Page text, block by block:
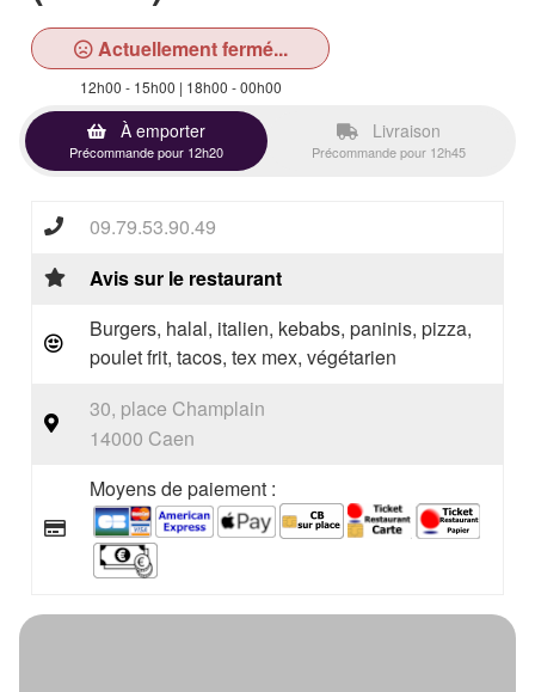
Actuellement fermé...
12h00 - 15h00 | 18h00 - 00h00
À emporter
Précommande pour 12h20
Livraison
Précommande pour 12h45
09.79.53.90.49
Avis sur le restaurant
Burgers, halal, italien, kebabs, paninis, pizza,
poulet frit, tacos, tex mex, végétarien
30, place Champlain
14000 Caen
Moyens de paiement :